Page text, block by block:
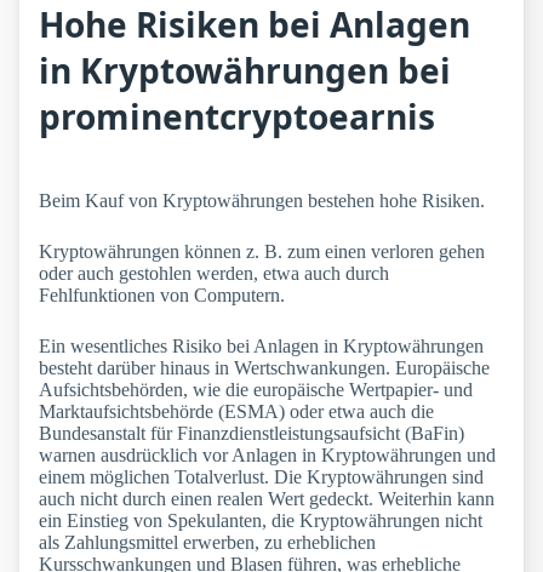
Hohe Risiken bei Anlagen
in Kryptowährungen bei
prominentcryptoearnis
Beim Kauf von Kryptowährungen bestehen hohe Risiken.
Kryptowährungen können z. B. zum einen verloren gehen
oder auch gestohlen werden, etwa auch durch
Fehlfunktionen von Computern.
Ein wesentliches Risiko bei Anlagen in Kryptowährungen
besteht darüber hinaus in Wertschwankungen. Europäische
Aufsichtsbehörden, wie die europäische Wertpapier- und
Marktaufsichtsbehörde (ESMA) oder etwa auch die
Bundesanstalt für Finanzdienstleistungsaufsicht (BaFin)
warnen ausdrücklich vor Anlagen in Kryptowährungen und
einem möglichen Totalverlust. Die Kryptowährungen sind
auch nicht durch einen realen Wert gedeckt. Weiterhin kann
ein Einstieg von Spekulanten, die Kryptowährungen nicht
als Zahlungsmittel erwerben, zu erheblichen
Kursschwankungen und Blasen führen, was erhebliche